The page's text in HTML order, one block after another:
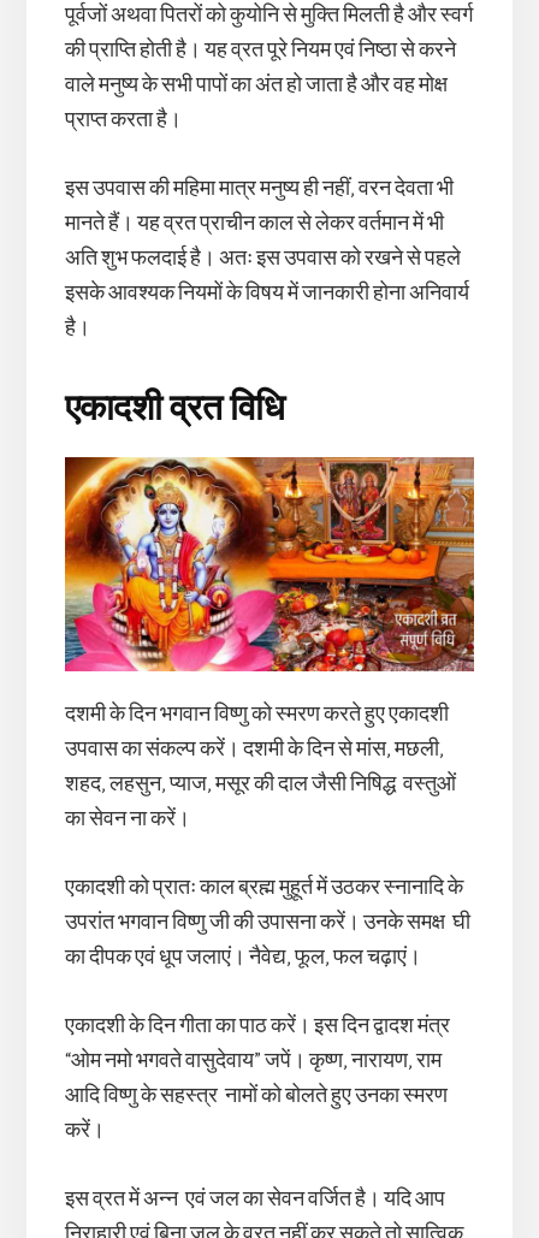
पूर्वजों अथवा पितरों को कुयोनि से मुक्ति मिलती है और स्वर्ग
की प्राप्ति होती है। यह व्रत पूरे नियम एवं निष्ठा से करने
वाले मनुष्य के सभी पापों का अंत हो जाता है और वह मोक्ष
प्राप्त करता है।
इस उपवास की महिमा मात्र मनुष्य ही नहीं, वरन देवता भी
मानते हैं। यह व्रत प्राचीन काल से लेकर वर्तमान में भी
अति शुभ फलदाई है। अतः इस उपवास को रखने से पहले
इसके आवश्यक नियमों के विषय में जानकारी होना अनिवार्य
है।
एकादशी व्रत विधि
दशमी के दिन भगवान विष्णु को स्मरण करते हुए एकादशी
उपवास का संकल्प करें। दशमी के दिन से मांस, मछली,
शहद, लहसुन, प्याज, मसूर की दाल जैसी निषिद्ध वस्तुओं
का सेवन ना करें।
एकादशी को प्रातः काल ब्रह्म मुहूर्त में उठकर स्नानादि के
उपरांत भगवान विष्णु जी की उपासना करें। उनके समक्ष घी
का दीपक एवं धूप जलाएं। नैवेद्य, फूल, फल चढ़ाएं।
एकादशी के दिन गीता का पाठ करें। इस दिन द्वादश मंत्र
“ओम नमो भगवते वासुदेवाय” जपें। कृष्ण, नारायण, राम
आदि विष्णु के सहस्त्र नामों को बोलते हुए उनका स्मरण
करें।
इस व्रत में अन्न एवं जल का सेवन वर्जित है। यदि आप